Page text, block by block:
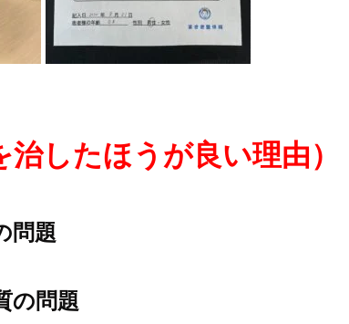
治したほう が良い理由）
問題
の問題